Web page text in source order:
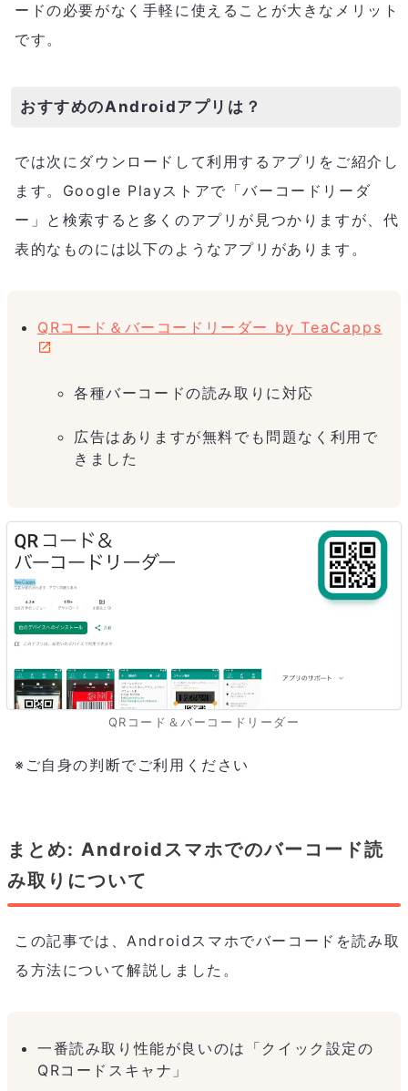
ードの必要がなく手軽に使えることが大きなメリット
です。
おすすめのAndroidアプリは？
では次にダウンロードして利用するアプリをご紹介し
ます。Google Playストアで「バーコードリーダ
ー」と検索すると多くのアプリが見つかりますが、代
表的なものには以下のようなアプリがあります。
QRコード＆バーコードリーダー by TeaCapps
各種バーコードの読み取りに対応
広告はありますが無料でも問題なく利用で
きました
QRコード＆バーコードリーダー
※ご自身の判断でご利用ください
まとめ: Androidスマホでのバーコード読
み取りについて
この記事では、Androidスマホでバーコードを読み取
る方法について解説しました。
一番読み取り性能が良いのは「クイック設定の
QRコードスキャナ」